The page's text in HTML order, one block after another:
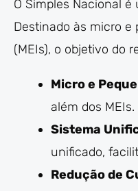
O Simples Nacional
Destinado às micro
(MEIs), o objetivo do
Micro e
além dos MEIs.
Sistema
unificado,
Redução de